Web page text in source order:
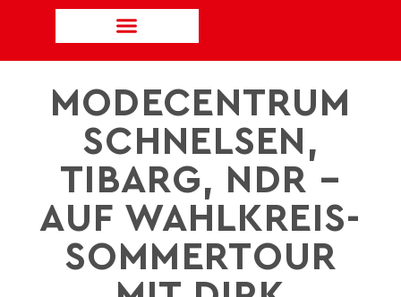
MODECENTRUM
SCHNELSEN,
TIBARG, NDR –
AUF WAHLKREIS-
SOMMERTOUR